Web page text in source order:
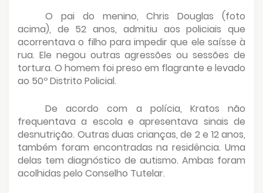
O pai do menino, Chris Douglas (foto
acima), de 52 anos, admitiu aos policiais que
acorrentava o filho para impedir que ele saísse à
rua. Ele negou outras agressões ou sessões de
tortura. O homem foi preso em flagrante e levado
ao 50º Distrito Policial.
De acordo com a polícia, Kratos não
frequentava a escola e apresentava sinais de
desnutrição. Outras duas crianças, de 2 e 12 anos,
também foram encontradas na residência. Uma
delas tem diagnóstico de autismo. Ambas foram
acolhidas pelo Conselho Tutelar.